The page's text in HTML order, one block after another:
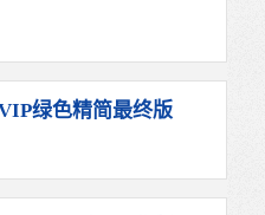
绿色精简最终版